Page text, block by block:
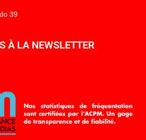
39
À LA NEWSLETTER